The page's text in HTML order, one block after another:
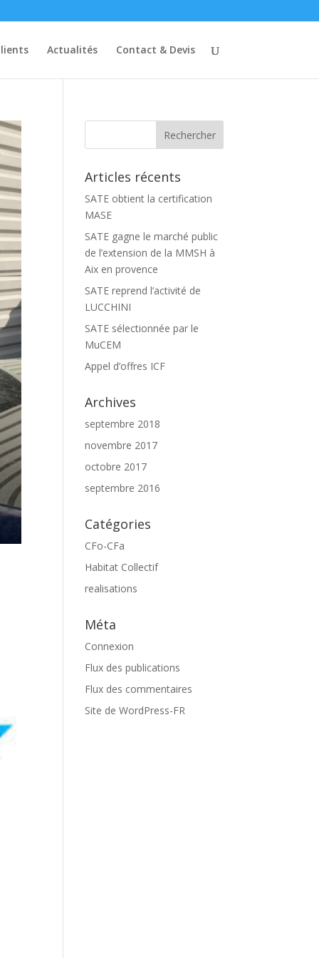
Actualités Contact & Devis
Articles récents
SATE obtient la certification
MASE
SATE gagne le marché public
de l’extension de la MMSH à
Aix en provence
SATE reprend l’activité de
LUCCHINI
SATE sélectionnée par le
MuCEM
Appel d’offres ICF
Archives
septembre 2018
novembre 2017
octobre 2017
septembre 2016
Catégories
CFo-CFa
Habitat Collectif
realisations
Méta
Connexion
Flux des publications
Flux des commentaires
Site de WordPress-FR